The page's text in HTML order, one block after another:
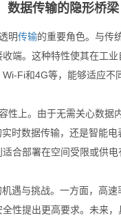
数据传输的隐形桥梁
明传输的重要角色。与传
端。这种特性使其在工
Fi和4G等，能够适应不
性上。由于无需关心数据
时数据传输，还是智能
合部署在空间受限或供
遇与挑战。一方面，高
性提出更高要求。未来